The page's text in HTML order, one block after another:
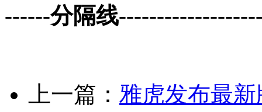
------分隔线
上一篇： 雅虎发布最